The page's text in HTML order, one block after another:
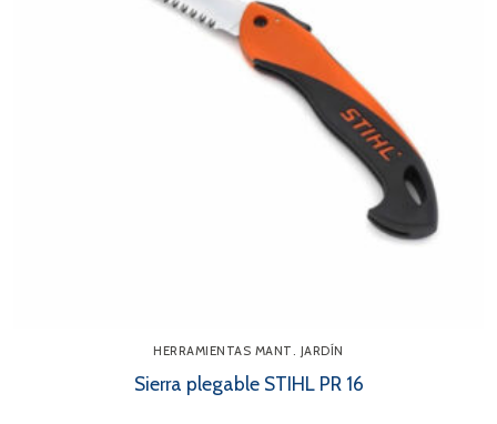
HERRAMIENTAS MANT. JARDÍN
Sierra plegable STIHL PR 16